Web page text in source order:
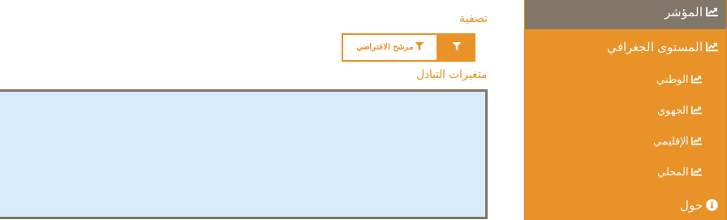
المؤشر
المستوى الجغرافي
الوطني
الجهوي
الإقليمي
المحلي
حول
تصفية
مرشح الافتراضي
متغيرات التبادل